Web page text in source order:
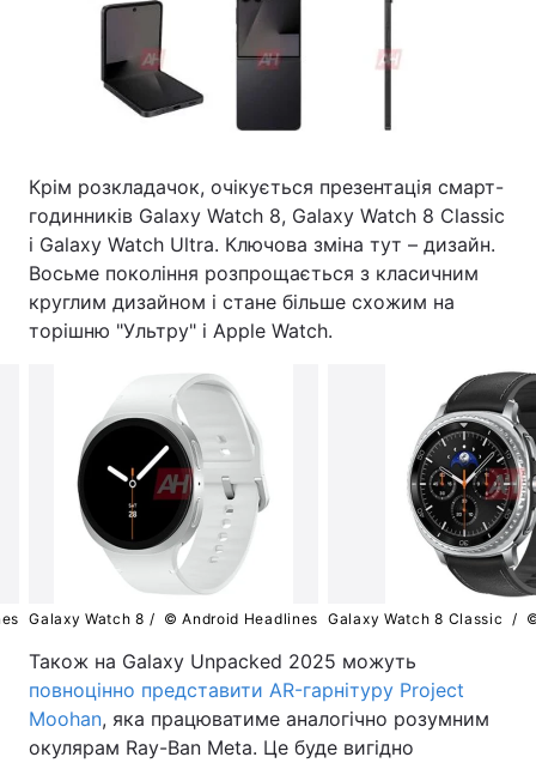
Крім розкладачок, очікується презентація смарт-
годинників Galaxy Watch 8, Galaxy Watch 8 Classic
і Galaxy Watch Ultra. Ключова зміна тут – дизайн.
Восьме покоління розпрощається з класичним
круглим дизайном і стане більше схожим на
торішню "Ультру" і Apple Watch.
Galaxy Watch 8 / © Android Headlines Galaxy Watch 8 Classic /
Також на Galaxy Unpacked 2025 можуть
повноцінно представити AR-гарнітуру Project
Moohan, яка працюватиме аналогічно розумним
окулярам Ray-Ban Meta. Це буде вигідно